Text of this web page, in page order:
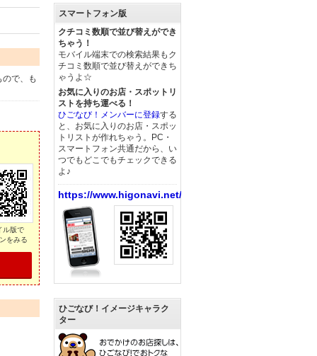
で、も
ル版で
をみる
スマートフォン版
クチコミ数順で並び替えができ
ちゃう！
モバイル端末での検索結果もク
チコミ数順で並び替えができち
ゃうよ☆
お気に入りのお店・スポットリ
ストを持ち運べる！
ひごなび！メンバーに登録する
と、お気に入りのお店・スポッ
トリストが作れちゃう。PC・
スマートフォン共通だから、い
つでもどこでもチェックできる
よ♪
https://www.higonavi.net/
ひごなび！イメージキャラク
ター